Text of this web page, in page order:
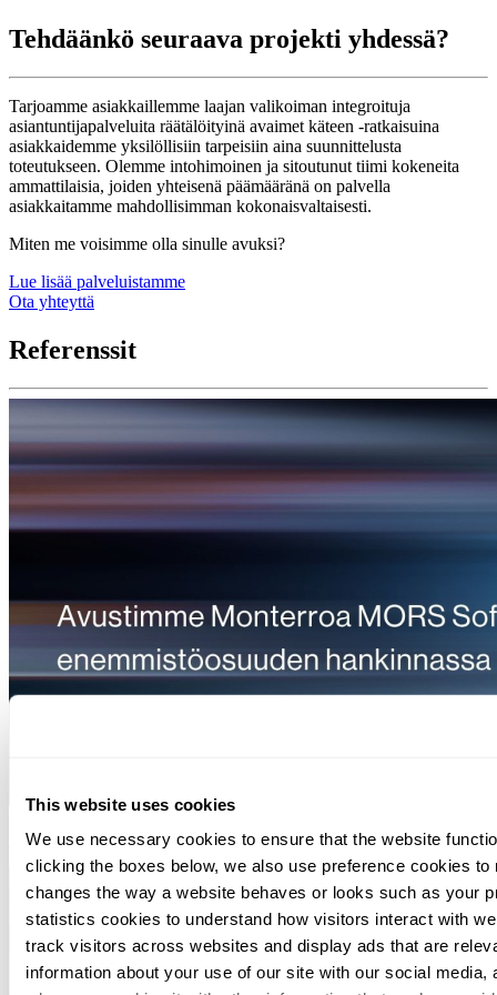
This website uses cookies
We use necessary cookies to ensure that the website
clicking the boxes below, we also use preference cookies
changes the way a website behaves or looks such as your
statistics cookies to understand how visitors interact with
track visitors across websites and display ads that are
information about your use of our site with our social
Tehdäänkö seuraava projekti yhdessä?
Tarjoamme asiakkaillemme laajan valikoiman integroituja
asiantuntijapalveluita räätälöityinä avaimet käteen -ratkaisuina
asiakkaidemme yksilöllisiin tarpeisiin aina suunnittelusta
toteutukseen. Olemme intohimoinen ja sitoutunut tiimi kokeneita
ammattilaisia, joiden yhteisenä päämääränä on palvella
asiakkaitamme mahdollisimman kokonaisvaltaisesti.
Miten me voisimme olla sinulle avuksi?
Lue lisää palveluistamme
Ota yhteyttä
Referenssit
Softwaren enemmistöosuuden hankinnassa